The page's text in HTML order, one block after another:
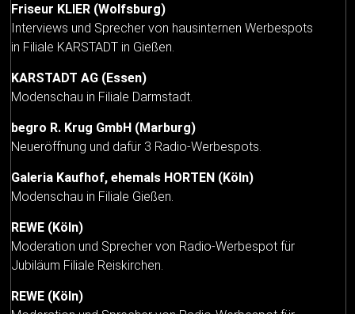
Friseur KLIER (Wolfsburg)
Interviews und Sprecher von hausinternen Werbespots
in Filiale KARSTADT in Gießen.
KARSTADT AG (Essen)
Modenschau in Filiale Darmstadt.
begro R. Krug GmbH (Marburg)
Neueröffnung und dafür 3 Radio-Werbespots.
Galeria Kaufhof, ehemals HORTEN (Köln)
Modenschau in Filiale Gießen.
REWE (Köln)
Moderation und Sprecher von Radio-Werbespot für
Jubiläum Filiale Reiskirchen.
REWE (Köln)